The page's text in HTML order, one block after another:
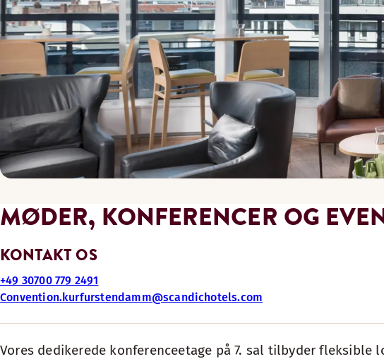
MØDER, KONFERENCER OG
KONTAKT OS
+49 30700 779 2491
Convention.kurfurstendamm@scandichotels.com
Vores dedikerede konferenceetage på 7. sal tilbyder